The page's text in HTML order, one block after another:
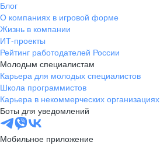
Блог
О компаниях в игровой форме
Жизнь в компании
ИТ-проекты
Рейтинг работодателей России
Молодым специалистам
Карьера для молодых специалистов
Школа программистов
Карьера в некоммерческих организациях
Боты для уведомлений
Мобильное приложение